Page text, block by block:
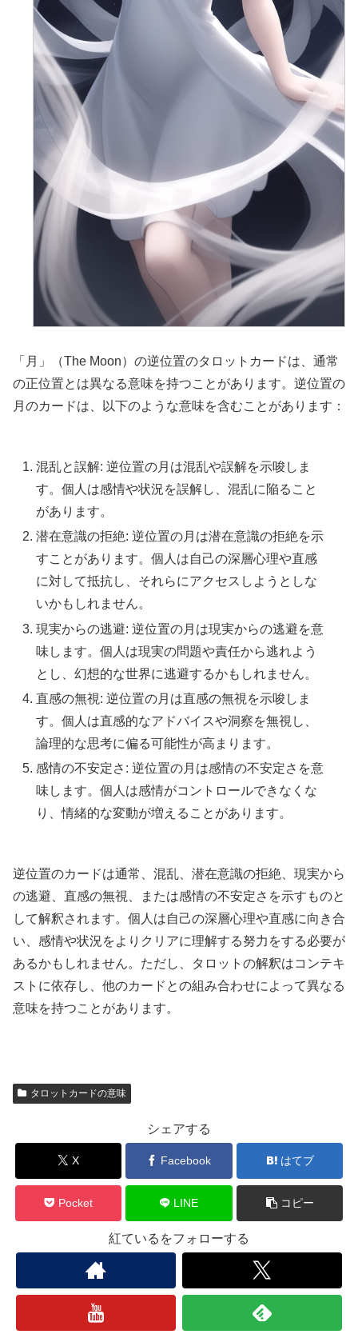
「月」（The Moon）の逆位置のタロットカードは、通常
の正位置とは異なる意味を持つことがあります。逆位置の
月のカードは、以下のような意味を含むことがあります：
混乱と誤解: 逆位置の月は混乱や誤解を示唆しま
す。個人は感情や状況を誤解し、混乱に陥ること
があります。
潜在意識の拒絶: 逆位置の月は潜在意識の拒絶を示
すことがあります。個人は自己の深層心理や直感
に対して抵抗し、それらにアクセスしようとしな
いかもしれません。
現実からの逃避: 逆位置の月は現実からの逃避を意
味します。個人は現実の問題や責任から逃れよう
とし、幻想的な世界に逃避するかもしれません。
直感の無視: 逆位置の月は直感の無視を示唆しま
す。個人は直感的なアドバイスや洞察を無視し、
論理的な思考に偏る可能性が高まります。
感情の不安定さ: 逆位置の月は感情の不安定さを意
味します。個人は感情がコントロールできなくな
り、情緒的な変動が増えることがあります。
逆位置のカードは通常、混乱、潜在意識の拒絶、現実から
の逃避、直感の無視、または感情の不安定さを示すものと
して解釈されます。個人は自己の深層心理や直感に向き合
い、感情や状況をよりクリアに理解する努力をする必要が
あるかもしれません。ただし、タロットの解釈はコンテキ
ストに依存し、他のカードとの組み合わせによって異なる
意味を持つことがあります。
タロットカードの意味
シェアする
X Facebook はてブ
Pocket LINE コピー
紅ているをフォローする